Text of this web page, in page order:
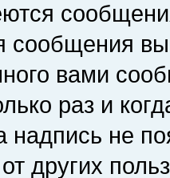
сообщения
вами
раз и
надпись не
других